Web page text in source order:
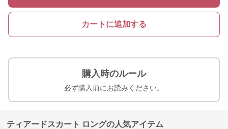
カートに追加する
購入時のルール
必ず購入前にお読みください。
ティアードスカート ロングの人気アイテム